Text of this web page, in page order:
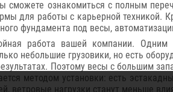
ознакомиться с полным
для работы с карьерной техникой.
фундамента под весы,
работа вашей компании.
небольшие грузовики, но есть
Поэтому весы с большим
методом установки: есть
нагрузки станут меньше